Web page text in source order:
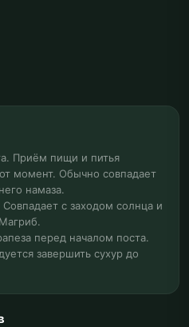
Приём пищи и питья
момент. Обычно совпадает
намаза.
с заходом солнца и
перед началом поста.
завершить сухур до